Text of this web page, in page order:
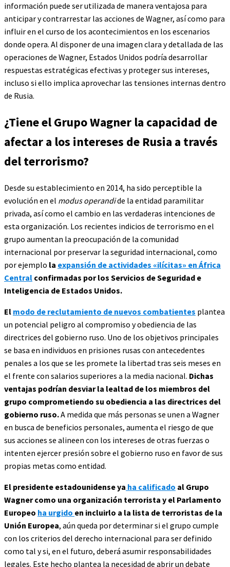
información puede ser utilizada de manera ventajosa para
anticipar y contrarrestar las acciones de Wagner, así como para
influir en el curso de los acontecimientos en los escenarios
donde opera. Al disponer de una imagen clara y detallada de las
operaciones de Wagner, Estados Unidos podría desarrollar
respuestas estratégicas efectivas y proteger sus intereses,
incluso si ello implica aprovechar las tensiones internas dentro
de Rusia.
¿Tiene el Grupo Wagner la capacidad de
afectar a los intereses de Rusia a través
del terrorismo?
Desde su establecimiento en 2014, ha sido perceptible la
evolución en el modus operandide la entidad paramilitar
privada, así como el cambio en las verdaderas intenciones de
esta organización. Los recientes indicios de terrorismo en el
grupo aumentan la preocupación de la comunidad
internacional por preservar la seguridad internacional, como
por ejemplo la expansión de actividades «ilícitas» en África
Central confirmadas por los Servicios de Seguridad e
Inteligencia de Estados Unidos.
El modo de reclutamiento de nuevos combatientes plantea
un potencial peligro al compromiso y obediencia de las
directrices del gobierno ruso. Uno de los objetivos principales
se basa en individuos en prisiones rusas con antecedentes
penales a los que se les promete la libertad tras seis meses en
el frente con salarios superiores a la media nacional. Dichas
ventajas podrían desviar la lealtad de los miembros del
grupo comprometiendo su obediencia a las directrices del
gobierno ruso.A medida que más personas se unen a Wagner
en busca de beneficios personales, aumenta el riesgo de que
sus acciones se alineen con los intereses de otras fuerzas o
intenten ejercer presión sobre el gobierno ruso en favor de sus
propias metas como entidad.
El presidente estadounidense ya ha calificado al Grupo
Wagner como una organización terrorista y el Parlamento
Europeo ha urgido en incluirlo a la lista de terroristas de la
Unión Europea, aún queda por determinar si el grupo cumple
con los criterios del derecho internacional para ser definido
como tal y si, en el futuro, deberá asumir responsabilidades
legales. Este hecho plantea la necesidad de abrir un debate